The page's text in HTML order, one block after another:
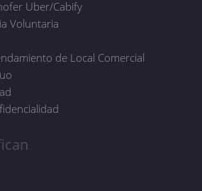
Uber/Cabify
Voluntaria
de Local Comercial